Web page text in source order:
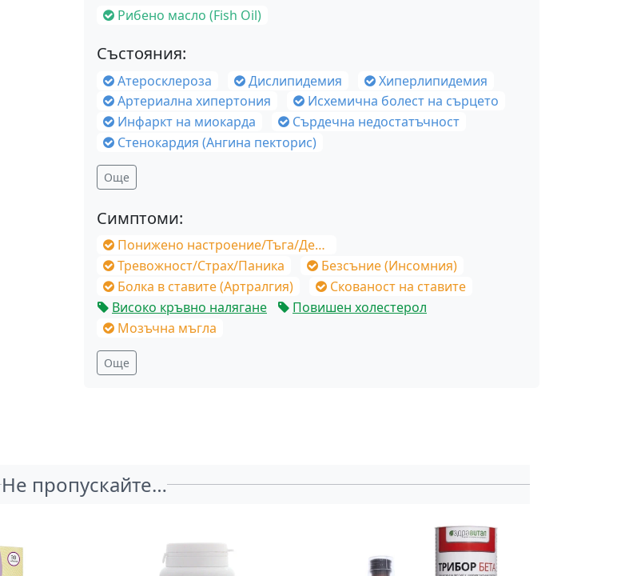
Рибено масло (Fish Oil)
Състояния:
Атеросклероза Дислипидемия
Хиперлипидемия
Артериална хипертония
Исхемична болест на сърцето
Инфаркт на миокарда
Сърдечна недостатъчност
Стенокардия (Ангина пекторис)
Още
Симптоми:
Понижено настроение/Тъга/Депресия
Тревожност/Страх/Паника
Безсъние (Инсомния)
Болка в ставите (Артралгия)
Скованост на ставите
Високо кръвно налягане
Повишен холестерол
Мозъчна мъгла
Още
Не пропускайте…